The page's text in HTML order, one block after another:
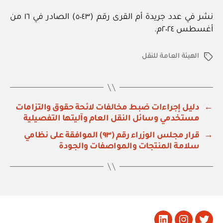
نشر في عدد جريدة أم القرى رقم (٥٠٤٣) الصادر في ١٦ من
أغسطس ٢٠٢٤م.
الوسومالهيئة العامة للنقل
←
دليل إجراءات ضبط مخالفات لائحة حقوق والتزامات
مستخدمي وسائل النقل العام وآليتها التفصيلية
→
قرار مجلس الوزراء رقم (٩٣) الموافقة على نظامي
سلامة المنتجات والمواصفات والجودة